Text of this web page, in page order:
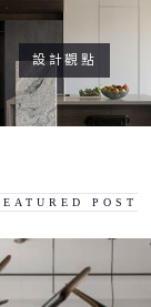
設計觀點
POST